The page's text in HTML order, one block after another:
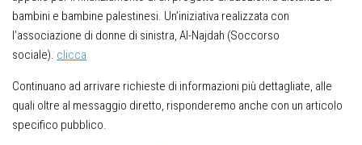
bambini e bambine palestinesi. Un’iniziativa realizzata con
l’associazione di donne di sinistra, Al-Najdah (Soccorso
sociale). clicca
Continuano ad arrivare richieste di informazioni più dettagliate, alle
quali oltre al messaggio diretto, risponderemo anche con un articolo
specifico pubblico.